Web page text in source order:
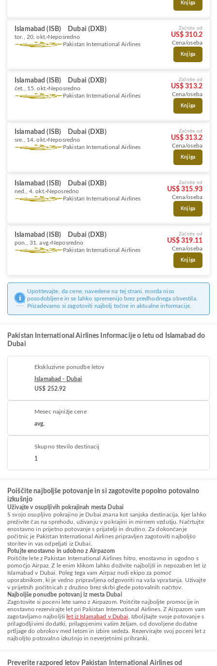
Knjiga
Islamabad (ISB) Dubai (DXB)
tor., 20. okt. Neposredno
Pakistan International Airlines
Začnite od
US$ 310.2
Cena/oseba
Knjiga
Islamabad (ISB) Dubai (DXB)
čet., 15. okt. Neposredno
Pakistan International Airlines
Začnite od
US$ 313.2
Cena/oseba
Knjiga
Islamabad (ISB) Dubai (DXB)
sre., 14. okt. Neposredno
Pakistan International Airlines
Začnite od
US$ 313.2
Cena/oseba
Knjiga
Islamabad (ISB) Dubai (DXB)
ned., 4. okt. Neposredno
Pakistan International Airlines
Začnite od
US$ 315.93
Cena/oseba
Knjiga
Islamabad (ISB) Dubai (DXB)
pon., 31. avg. Neposredno
Pakistan International Airlines
Začnite od
US$ 319.11
Cena/oseba
Knjiga
Upoštevajte, da cene, navedene na tej strani, morda niso
posodobljene in se lahko spremenijo brez predhodnega obvestila.
Prizadevamo si zagotoviti najbolj točne in aktualne informacije.
Pakistan International Airlines Informacije o letu od Islamabad do
Dubai
Ekskluzivne ponudbe letov
Islamabad - Dubai
US$ 252.92
Mesec najnižje cene
avg.
Skupno število destinacij
1
Poiščite najboljše potovanje in si zagotovite popolno potovalno
izkušnjo
Uživajte v osupljivih pokrajinah mesta Dubai
S svojo osupljivo pokrajino je Dubai znana kot sanjska destinacija, kjer lahko
preživite čas na sprehodu, uživanju v pokrajini in mirnem vzdušju. Načrtujte
enostavno in prijetno potovanje s prijatelji in družino. Za dokončanje
počitnic je Pakistan International Airlines pripravljen zagotoviti najboljšo
storitev in vas odpeljati iz Dubai.
Potujte enostavno in udobno z Airpazom
Poiščite lete z Pakistan International Airlines hitro, enostavno in ugodno s
pomočjo Airpaz. Z le enim klikom lahko doživite najboljši in nepozaben let iz
Islamabad v Dubai. Poleg tega vam Airpaz nudi ekipo za pomoč
uporabnikom, ki je vedno pripravljena odgovoriti na vaša vprašanja. Uživajte
v prijetnih počitnicah z družino brez skrbi glede potovalnih načrtov.
Najboljše ponudbe potovanj iz mesta Dubai
Zagotovite si poceni lete samo z Airpazom. Poiščite najboljše promocije in
enostavno rezervirajte let pri Pakistan International Airlines. Z Airpazom vam
zagotavljamo najboljši let iz Islamabad v Dubai
. Izboljšajte svoje potovanje s
prilagodljivimi dodatki, prilagojenimi vašim željam, od dovoljene dodatne
prtljage do obrokov med letom in izbire sedeža. Rezervirajte svoj poceni let z
najboljšo potovalno izkušnjo in neverjetnimi prihranki.
Preverite razpored letov Pakistan International Airlines od